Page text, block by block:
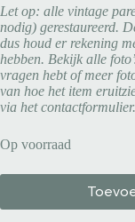
Let op: alle vintage
nodig) gerestaureerd.
dus houd er rekening
hebben. Bekijk alle
vragen hebt of meer
van hoe het item
via het contactformulier.
Op voorraad